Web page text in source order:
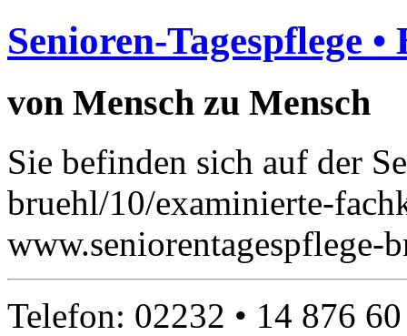
Senioren-Tagespflege
von Mensch zu Mensch
Sie befinden sich auf der
bruehl/10/examinierte-
www.seniorentagespflege-
Telefon: 02232 • 14 876 60